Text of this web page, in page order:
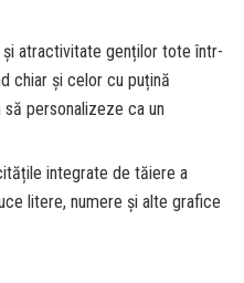
și atractivitate genților tote într-
chiar și celor cu puțină
personalizeze ca un
integrate de tăiere a
litere, numere și alte grafice